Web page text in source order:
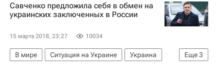
Савченко предложила себя в обмен на
украинских заключенных в России
15 марта 2018, 23:27 10034
Еще3
В мире Ситуация на Украине
Украина